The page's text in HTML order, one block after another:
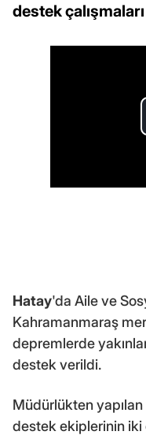
destek
Hatay'da Aile ve
Kahramanmaraş
depremlerde
destek verildi.
Müdürlükten yapılan
destek ekiplerinin